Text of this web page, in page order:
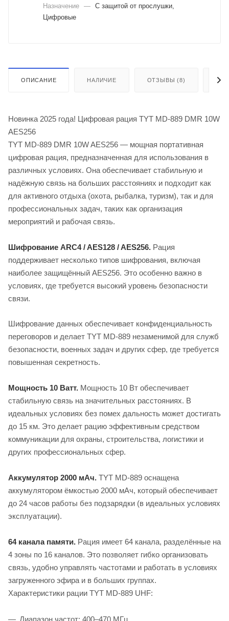
Назначение — С защитой от прослушки,
Цифровые
ОПИСАНИЕ НАЛИЧИЕ ОТЗЫВЫ (8)
Новинка 2025 года! Цифровая рация TYT MD-889 DMR 10W
AES256
TYT MD-889 DMR 10W AES256 — мощная портативная
цифровая рация, предназначенная для использования в
различных условиях. Она обеспечивает стабильную и
надёжную связь на больших расстояниях и подходит как
для активного отдыха (охота, рыбалка, туризм), так и для
профессиональных задач, таких как организация
мероприятий и рабочая связь.
Шифрование ARC4 / AES128 / AES256. Рация
поддерживает несколько типов шифрования, включая
наиболее защищённый AES256. Это особенно важно в
условиях, где требуется высокий уровень безопасности
связи.
Шифрование данных обеспечивает конфиденциальность
переговоров и делает TYT MD-889 незаменимой для служб
безопасности, военных задач и других сфер, где требуется
повышенная секретность.
Мощность 10 Ватт. Мощность 10 Вт обеспечивает
стабильную связь на значительных расстояниях. В
идеальных условиях без помех дальность может достигать
до 15 км. Это делает рацию эффективным средством
коммуникации для охраны, строительства, логистики и
других профессиональных сфер.
Аккумулятор 2000 мАч. TYT MD-889 оснащена
аккумулятором ёмкостью 2000 мАч, который обеспечивает
до 24 часов работы без подзарядки (в идеальных условиях
эксплуатации).
64 канала памяти. Рация имеет 64 канала, разделённые на
4 зоны по 16 каналов. Это позволяет гибко организовать
связь, удобно управлять частотами и работать в условиях
загруженного эфира и в больших группах.
Характеристики рации TYT MD-889 UHF: